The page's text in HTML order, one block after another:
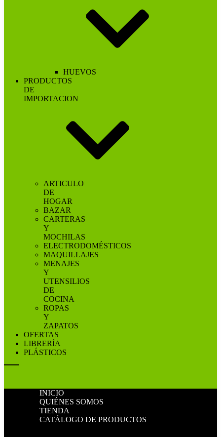
HUEVOS
PRODUCTOS
DE
IMPORTACION
ARTICULO
DE
HOGAR
BAZAR
CARTERAS
Y
MOCHILAS
ELECTRODOMÉSTICOS
MAQUILLAJES
MENAJES
Y
UTENSILIOS
DE
COCINA
ROPAS
Y
ZAPATOS
OFERTAS
LIBRERÍA
PLÁSTICOS
INICIO
QUIÉNES SOMOS
TIENDA
CATÁLOGO DE PRODUCTOS